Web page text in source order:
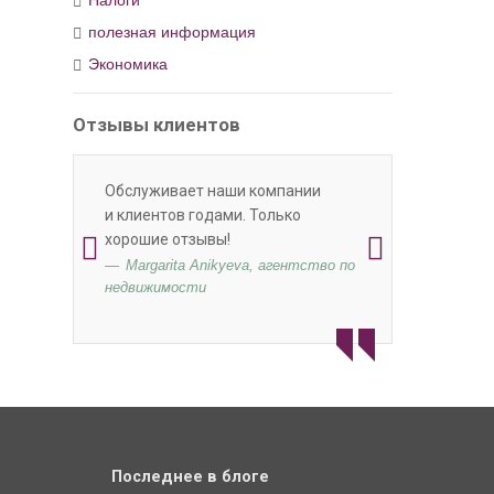
полезная информация
Экономика
Отзывы клиентов
Обслуживает наши компании
и клиентов годами. Только
хорошие отзывы!
Margarita Anikyeva, агентство по
недвижимости
Последнее в блоге